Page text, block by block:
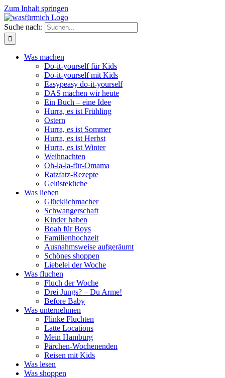
Zum Inhalt springen
Suche nach:
Was machen
Do-it-yourself für Kids
Do-it-yourself mit Kids
Easypeasy do-it-yourself
DAS machen wir heute
Ein Buch – eine Idee
Hurra, es ist Frühling
Ostern
Hurra, es ist Sommer
Hurra, es ist Herbst
Hurra, es ist Winter
Weihnachten
Oh-la-la-für-Omama
Ratzfatz-Rezepte
Gelüsteküche
Was lieben
Glücklichmacher
Schwangerschaft
Kinder haben
Boah für Boys
Familienhochzeit
Ausnahmsweise aufgeräumt
Schönes shoppen
Liebelei der Woche
Was fluchen
Fluch der Woche
Drei Jungs? – Du Arme!
Before Baby
Was unternehmen
Flinke Fluchten
Latte Locations
Mein Hamburg
Pärchen-Wochenenden
Reisen mit Kids
Was lesen
Was shoppen